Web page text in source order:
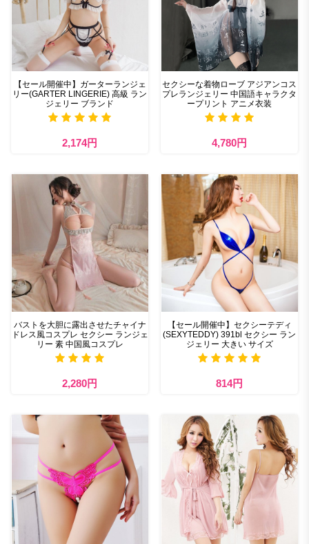
【セール開催中】ガーターランジェ
リー(GARTER LINGERIE) 高級 ラン
ジェリー ブランド
2,174円
セクシーな着物ローブ アジアンコス
プレランジェリー 中国語キャラクタ
ープリント アニメ衣装
4,780円
バストを大胆に露出させたチャイナ
ドレス風コスプレ セクシー ランジェ
リー 素 中国風コスプレ
2,280円
【セール開催中】セクシーテディ
(SEXYTEDDY) 391bl セクシー ラン
ジェリー 大きい サイズ
814円